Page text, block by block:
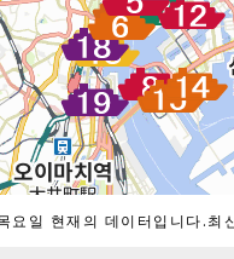
일 현재의 데이터입니다.최